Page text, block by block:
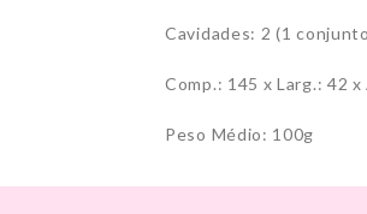
Cavidades: 2 (1
Comp.: 145 x Larg.: 42
Peso Médio: 100g